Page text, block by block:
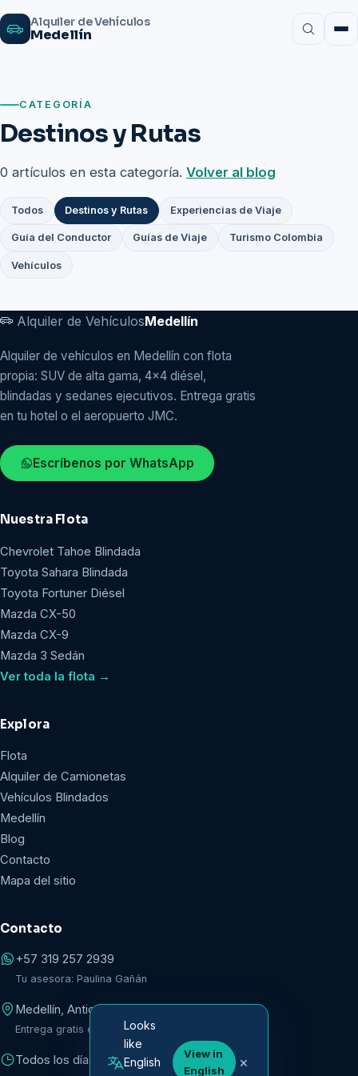
Alquiler de Vehículos
Medellín
Looks
like
English
View in
English
×
CATEGORÍA
Destinos y Rutas
0 artículos en esta categoría. Volver al blog
Todos Destinos y Rutas Experiencias de Viaje
Guía del Conductor Guías de Viaje Turismo Colombia
Vehículos
Alquiler de VehículosMedellín
Alquiler de vehículos en Medellín con flota
propia: SUV de alta gama, 4x4 diésel,
blindadas y sedanes ejecutivos. Entrega gratis
en tu hotel o el aeropuerto JMC.
Escríbenos por WhatsApp
Nuestra Flota
Chevrolet Tahoe Blindada
Toyota Sahara Blindada
Toyota Fortuner Diésel
Mazda CX-50
Mazda CX-9
Mazda 3 Sedán
Ver toda la flota →
Explora
Flota
Alquiler de Camionetas
Vehículos Blindados
Medellín
Blog
Contacto
Mapa del sitio
Contacto
+57 319 257 2939
Tu asesora: Paulina Gañán
Medellín, Antioquia
Entrega gratis en toda la ciudad + aeropuerto JMC
Todos los días, 7am a 9pm